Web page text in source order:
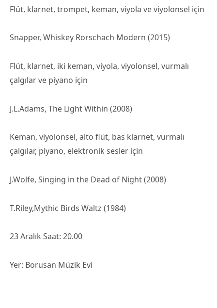
Flüt, klarnet, trompet, keman, viyola ve viyolonsel için
Snapper, Whiskey Rorschach Modern (2015)
Flüt, klarnet, iki keman, viyola, viyolonsel, vurmalı
çalgılar ve piyano için
J.L.Adams, The Light Within (2008)
Keman, viyolonsel, alto flüt, bas klarnet, vurmalı
çalgılar, piyano, elektronik sesler için
J.Wolfe, Singing in the Dead of Night (2008)
T.Riley,Mythic Birds Waltz (1984)
23 Aralık Saat: 20.00
Yer: Borusan Müzik Evi